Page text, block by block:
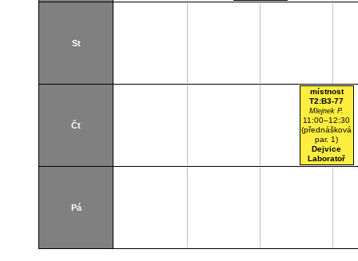
St
Čt
místnost
T2:B3-77
Mlejnek P.
11:00–12:30
(přednášková
par. 1)
Dejvice
Laboratoř
Pá